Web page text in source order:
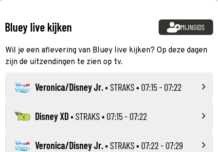
Bluey live kijken MIJNGIDS
Wil je een aflevering van Bluey live kijken? Op deze dagen
zijn de uitzendingen te zien op tv.
Veronica/Disney Jr.•STRAKS• 07:15 - 07:22
Disney XD•STRAKS• 07:15 - 07:22
Veronica/Disney Jr.•STRAKS• 07:22 - 07:29